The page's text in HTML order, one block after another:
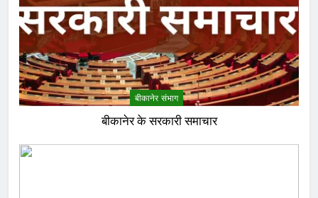
बीकानेर संभाग
बीकानेर के सरकारी समाचार